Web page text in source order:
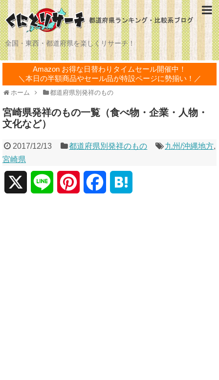
全国・東西・都道府県を楽しくリサーチ！
Amazon お得な日替わりタイムセール開催中！
＼本日の半額商品やセール品が特設ページに勢揃い！／
ホーム 都道府県別発祥のもの
宮崎県発祥のもの一覧（食べ物・企業・人物・
文化など）
2017/12/13 都道府県別発祥のもの 九州/沖縄地方,
宮崎県